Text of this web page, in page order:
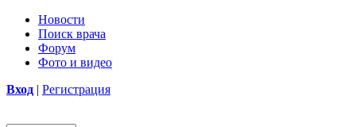
Новости
Поиск врача
Форум
Фото и видео
Вход | Регистрация